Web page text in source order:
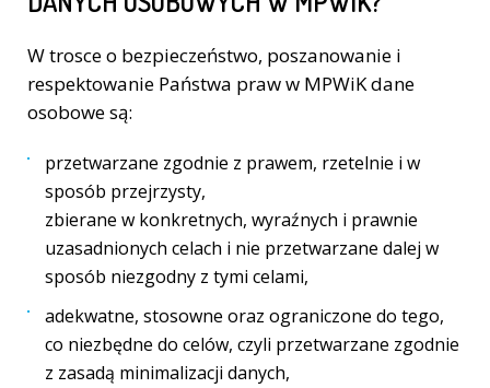
W trosce o bezpieczeństwo, poszanowanie i
respektowanie Państwa praw w MPWiK dane
osobowe są:
przetwarzane zgodnie z prawem, rzetelnie i w
sposób przejrzysty,
zbierane w konkretnych, wyraźnych i prawnie
uzasadnionych celach i nie przetwarzane dalej w
sposób niezgodny z tymi celami,
adekwatne, stosowne oraz ograniczone do tego,
co niezbędne do celów, czyli przetwarzane zgodnie
z zasadą minimalizacji danych,